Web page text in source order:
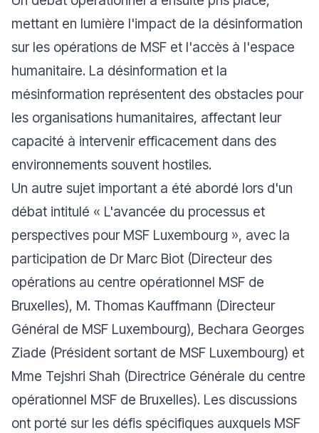
mettant en lumière l'impact de la désinformation
sur les opérations de MSF et l'accès à l'espace
humanitaire. La désinformation et la
mésinformation représentent des obstacles pour
les organisations humanitaires, affectant leur
capacité à intervenir efficacement dans des
environnements souvent hostiles.
Un autre sujet important a été abordé lors d'un
débat intitulé « L'avancée du processus et
perspectives pour MSF Luxembourg », avec la
participation de Dr Marc Biot (Directeur des
opérations au centre opérationnel MSF de
Bruxelles), M. Thomas Kauffmann (Directeur
Général de MSF Luxembourg), Bechara Georges
Ziade (Président sortant de MSF Luxembourg) et
Mme Tejshri Shah (Directrice Générale du centre
opérationnel MSF de Bruxelles). Les discussions
ont porté sur les défis spécifiques auxquels MSF